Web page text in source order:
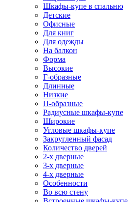
Шкафы-купе в спальню
Детские
Офисные
Для книг
Для одежды
На балкон
Форма
Высокие
Г-образные
Длинные
Низкие
П-образные
Радиусные шкафы-купе
Широкие
Угловые шкафы-купе
Закругленный фасад
Количество дверей
2-х дверные
3-х дверные
4-х дверные
Особенности
Во всю стену